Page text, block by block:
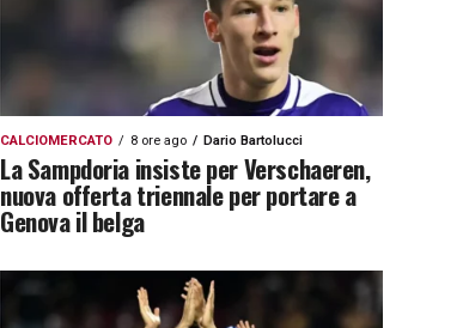
CALCIOMERCATO 8 ore ago Dario Bartolucci
La Sampdoria insiste per Verschaeren,
nuova offerta triennale per portare a
Genova il belga